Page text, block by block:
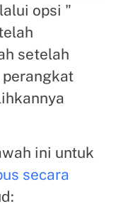
opsi "
setelah
ini untuk
secara